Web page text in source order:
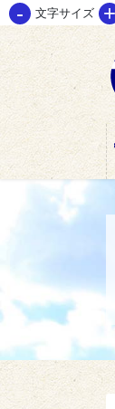
コ
ツ
移
ナ
シ
ン
- 文字サイズ +